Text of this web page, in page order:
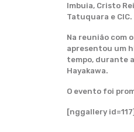
Imbuia, Cristo
Tatuquara e CIC.
Na reunião com
apresentou um
tempo, durante
Hayakawa.
O evento foi
[nggallery id=117]